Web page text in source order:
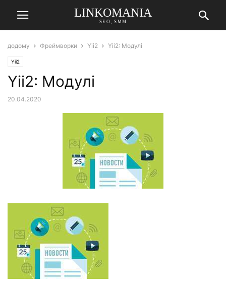
LINKOMANIA
SEO, SMM
додому Фреймворки Yii2 Yii2: Модулі
Yii2
Yii2: Модулі
20.04.2020